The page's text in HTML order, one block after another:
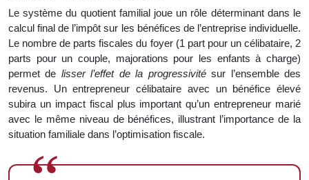
Le système du quotient familial joue un rôle déterminant dans le
calcul final de l’impôt sur les bénéfices de l’entreprise individuelle.
Le nombre de parts fiscales du foyer (1 part pour un célibataire, 2
parts pour un couple, majorations pour les enfants à charge)
permet de lisser l’effet de la progressivitésur l’ensemble des
revenus. Un entrepreneur célibataire avec un bénéfice élevé
subira un impact fiscal plus important qu’un entrepreneur marié
avec le même niveau de bénéfices, illustrant l’importance de la
situation familiale dans l’optimisation fiscale.